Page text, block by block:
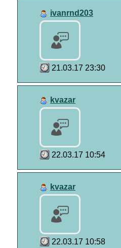
ivanrnd203
21.03.17 23:30
kvazar
22.03.17 10:54
kvazar
22.03.17 10:58